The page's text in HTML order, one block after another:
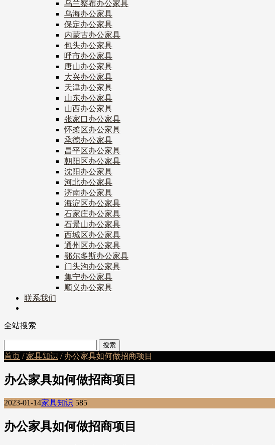
乌兰察布办公家具
乌海办公家具
保定办公家具
内蒙古办公家具
包头办公家具
呼市办公家具
唐山办公家具
大兴办公家具
天津办公家具
山东办公家具
山西办公家具
张家口办公家具
怀柔区办公家具
承德办公家具
昌平区办公家具
朝阳区办公家具
沈阳办公家具
河北办公家具
济南办公家具
海淀区办公家具
石家庄办公家具
石景山办公家具
西城区办公家具
通州区办公家具
鄂尔多斯办公家具
门头沟办公家具
集宁办公家具
顺义办公家具
联系我们
全站搜索
首页 /家具知识 / 办公家具如何做招商项目
办公家具如何做招商项目
2023-01-14家具知识 585
办公家具如何做招商项目